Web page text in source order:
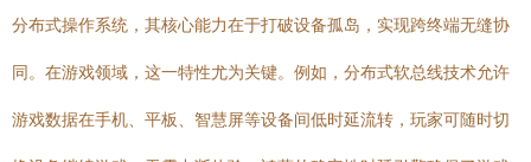
分布式操作系统，其核心能力在于打破设备孤岛，实现跨终端无缝协
同。在游戏领域，这一特性尤为关键。例如，分布式软总线技术允许
游戏数据在手机、平板、智慧屏等设备间低时延流转，玩家可随时切